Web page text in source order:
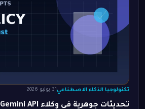
تكنولوجيا الذكاء الاصطناعي31 يوليو 2026